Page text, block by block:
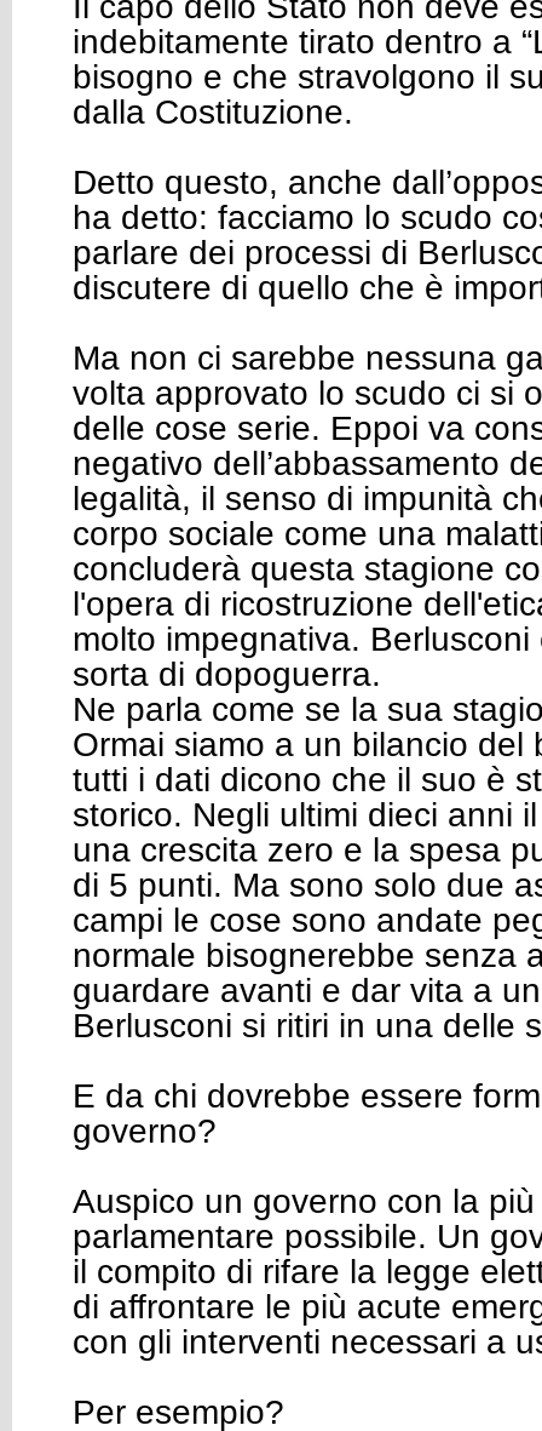
indebitamente tirato dentro a
bisogno e che stravolgono il
dalla Costituzione.
Detto questo, anche
ha detto: facciamo lo scudo
parlare dei processi di
discutere di quello che è
Ma non ci sarebbe nessuna
volta approvato lo scudo ci si
delle cose serie. Eppoi va
negativo dell’abbassamento
legalità, il senso di impunità
corpo sociale come una
concluderà questa stagione
l'opera di ricostruzione
molto impegnativa.
sorta di dopoguerra.
Ne parla come se la sua
Ormai siamo a un bilancio del
tutti i dati dicono che il suo è
storico. Negli ultimi dieci anni
una crescita zero e la spesa
di 5 punti. Ma sono solo due
campi le cose sono andate
normale bisognerebbe senza
guardare avanti e dar vita a
Berlusconi si ritiri in una delle
E da chi dovrebbe essere
governo?
Auspico un governo con la
parlamentare possibile. Un
il compito di rifare la legge
di affrontare le più acute
con gli interventi necessari a
Per esempio?